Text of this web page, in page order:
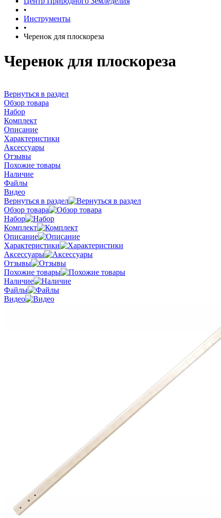
•
Инструменты
•
Черенок для плоскореза
Черенок для плоскореза
Вернуться в раздел
Обзор товара
Набор
Комплект
Описание
Характеристики
Аксессуары
Отзывы
Похожие товары
Наличие
Файлы
Видео
Вернуться в раздел
Обзор товара
Набор
Комплект
Описание
Характеристики
Аксессуары
Отзывы
Похожие товары
Наличие
Файлы
Видео